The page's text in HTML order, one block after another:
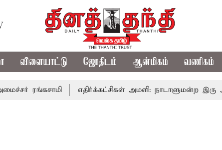
விளையாட்டு ஜோதிடம் ஆன்மிகம் வணிகம்
எதிர்க்கட்சிகள் அமளி: நாடாளுமன்ற இரு